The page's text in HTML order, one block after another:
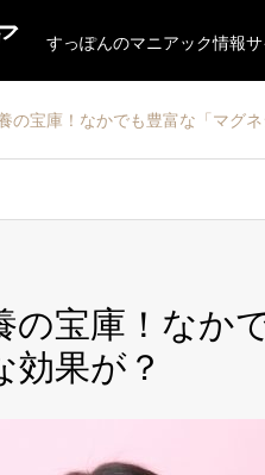
すっぽんのマニアック情報サ
の宝庫！なかでも豊富な「マグ
の宝庫！なか
効果が？